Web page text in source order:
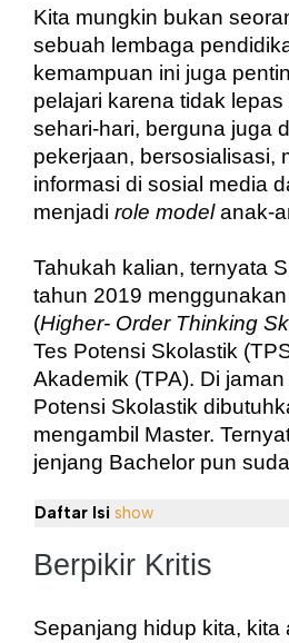
Kita mungkin bukan
sebuah lembaga
kemampuan ini juga
pelajari karena tidak
sehari-hari, berguna juga
pekerjaan, bersosialisasi,
informasi di sosial media
menjadi role model anak-
Tahukah kalian, ternyata
tahun 2019
(Higher- Order Thinking
Tes Potensi Skolastik
Akademik (TPA). Di
Potensi Skolastik
mengambil Master.
jenjang Bachelor pun
Daftar Isi show
Berpikir Kritis
Sepanjang hidup kita, kita